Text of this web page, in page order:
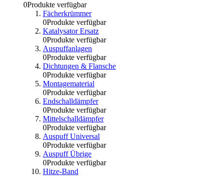
0Produkte verfügbar
Fächerkrümmer
0Produkte verfügbar
Katalysator Ersatz
0Produkte verfügbar
Auspuffanlagen
0Produkte verfügbar
Dichtungen & Flansche
0Produkte verfügbar
Montagematerial
0Produkte verfügbar
Endschalldämpfer
0Produkte verfügbar
Mittelschalldämpfer
0Produkte verfügbar
Auspuff Universal
0Produkte verfügbar
Auspuff Übrige
0Produkte verfügbar
Hitze-Band